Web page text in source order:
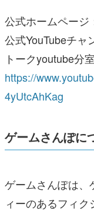
公式ホームページ
公式YouTubeチャ
トークyoutube分
https://
4yUtcAhKag
ゲームさんぽに
ゲームさんぽは、
ィーのあるフィ